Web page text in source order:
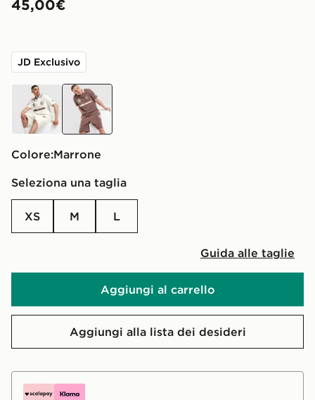
45,00€
JD Exclusivo
beige marrone
Colore:
marrone
Seleziona una taglia
XS M L
Guida alle taglie
Aggiungi al carrello
Aggiungi alla lista dei desideri